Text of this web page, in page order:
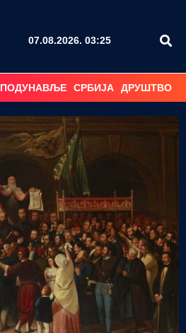
07.08.2026. 03:25
ПОДУНАВЉЕ СРБИЈА ДРУШТВО